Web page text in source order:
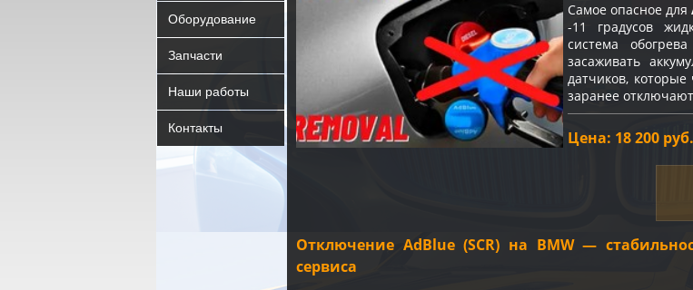
Оборудование
Запчасти
Наши работы
Контакты
Самое опасное для
-11 градусов
система
засаживать
датчиков,
заранее
Цена: 18 200 руб.
Отключение AdBlue (SCR) на BMW —
сервиса